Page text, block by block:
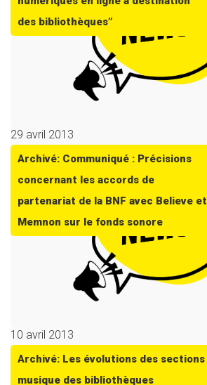
des bibliothèques”
29 avril 2013
Archivé: Communiqué : Précisions
concernant les accords de
partenariat de la BNF avec Believe et
Memnon sur le fonds sonore
10 avril 2013
Archivé: Les évolutions des sections
musique des bibliothèques